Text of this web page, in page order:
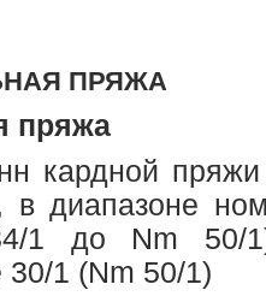
ПРЯЖА
пряжа
кардной
в диапазоне
1 до Nm 50/
30/1 (Nm 50/1)